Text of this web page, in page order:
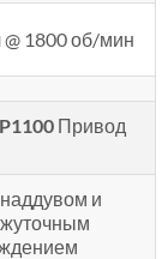
@ 1800 об/мин
Привод
и